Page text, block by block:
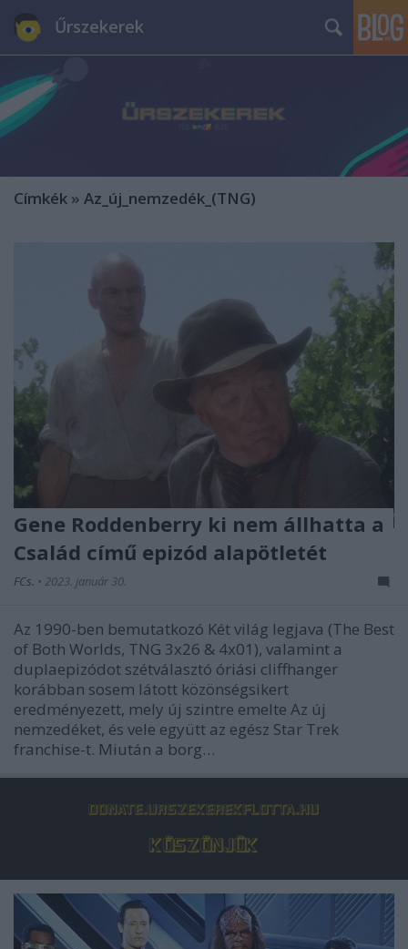
Űrszekerek
Címkék » Az_új_nemzedék_(TNG)
Gene Roddenberry ki nem állhatta a
Család című epizód alapötletét
FCs. • 2023. január 30.
Az 1990-ben bemutatkozó Két világ legjava (The Best
of Both Worlds, TNG 3x26 & 4x01), valamint a
duplaepizódot szétválasztó óriási cliffhanger
korábban sosem látott közönségsikert
eredményezett, mely új szintre emelte Az új
nemzedéket, és vele együtt az egész Star Trek
franchise-t. Miután a borg…